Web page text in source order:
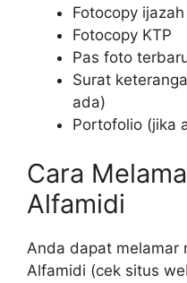
Fotocopy
Fotocopy KTP
Pas foto
Surat
ada)
Portofolio (jika
Cara
Alfamidi
Anda dapat melamar
Alfamidi (cek situs